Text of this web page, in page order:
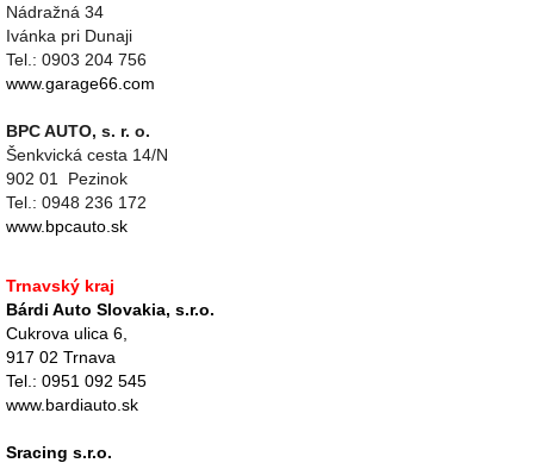
Nádražná 34
Ivánka pri Dunaji
Tel.: 0903 204 756
www.garage66.com
BPC AUTO, s. r. o.
Šenkvická cesta 14/N
902 01 Pezinok
Tel.: 0948 236 172
www.bpcauto.sk
Trnavský kraj
Bárdi Auto Slovakia, s.r.o.
Cukrova ulica 6,
917 02 Trnava
Tel.: 0951 092 545
www.bardiauto.sk
Sracing s.r.o.